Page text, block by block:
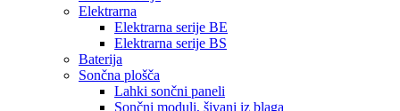
Elektrarna
Elektrarna serije BE
Elektrarna serije BS
Baterija
Sončna plošča
Lahki sončni paneli
Sončni moduli, šivani iz blaga